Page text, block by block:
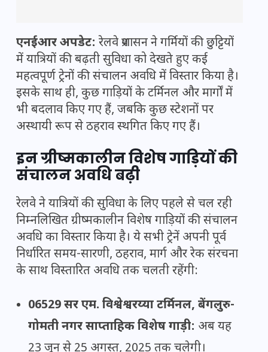
एनईआर अपडेट: रेलवे प्रशासन ने गर्मियों की छुट्टियों
में यात्रियों की बढ़ती सुविधा को देखते हुए कई
महत्वपूर्ण ट्रेनों की संचालन अवधि में विस्तार किया है।
इसके साथ ही, कुछ गाड़ियों के टर्मिनल और मार्गों में
भी बदलाव किए गए हैं, जबकि कुछ स्टेशनों पर
अस्थायी रूप से ठहराव स्थगित किए गए हैं।
इन ग्रीष्मकालीन विशेष गाड़ियों की
संचालन अवधि बढ़ी
रेलवे ने यात्रियों की सुविधा के लिए पहले से चल रही
निम्नलिखित ग्रीष्मकालीन विशेष गाड़ियों की संचालन
अवधि का विस्तार किया है। ये सभी ट्रेनें अपनी पूर्व
निर्धारित समय-सारणी, ठहराव, मार्ग और रेक संरचना
के साथ विस्तारित अवधि तक चलती रहेंगी:
06529 सर एम. विश्वेश्वरय्या टर्मिनल, बेंगलुरु-
गोमती नगर साप्ताहिक विशेष गाड़ी: अब यह
23 जून से 25 अगस्त, 2025 तक चलेगी।